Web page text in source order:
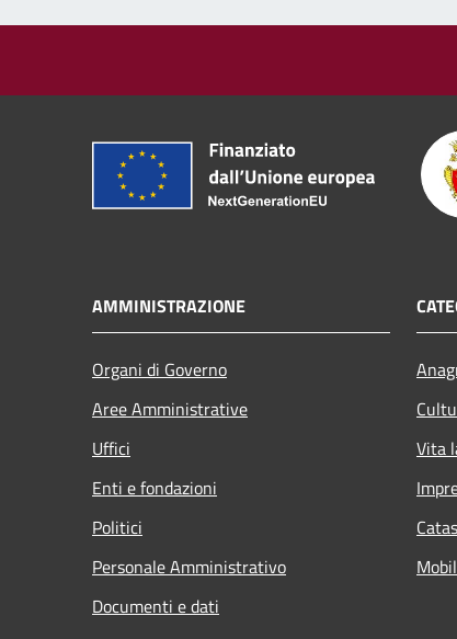
AMMINISTRAZIONE
Organi di Governo
Aree Amministrative
Uffici
Enti e fondazioni
Politici
Personale Amministrativo
Documenti e dati
Vita